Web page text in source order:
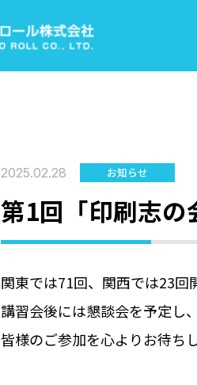
2025.02.28 お知らせ
第1回「印刷志
関東では71回、関西では23回
講習会後には懇談会を予定し
皆様のご参加を心よりお待ち